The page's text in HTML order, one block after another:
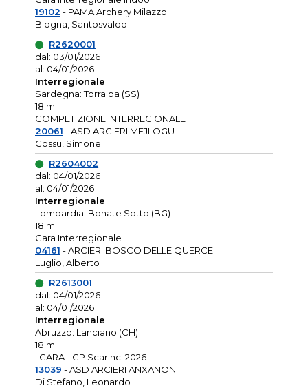
19102 - PAMA Archery Milazzo
Blogna, Santosvaldo
R2620001
dal: 03/01/2026
al: 04/01/2026
Interregionale
Sardegna: Torralba (SS)
18 m
COMPETIZIONE INTERREGIONALE
20061 - ASD ARCIERI MEJLOGU
Cossu, Simone
R2604002
dal: 04/01/2026
al: 04/01/2026
Interregionale
Lombardia: Bonate Sotto (BG)
18 m
Gara Interregionale
04161 - ARCIERI BOSCO DELLE QUERCE
Luglio, Alberto
R2613001
dal: 04/01/2026
al: 04/01/2026
Interregionale
Abruzzo: Lanciano (CH)
18 m
I GARA - GP Scarinci 2026
13039 - ASD ARCIERI ANXANON
Di Stefano, Leonardo